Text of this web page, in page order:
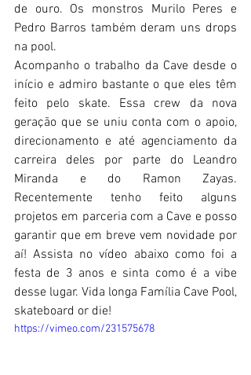
de ouro. Os monstros Murilo Peres e
Pedro Barros também deram uns drops
na pool.
Acompanho o trabalho da Cave desde o
início e admiro bastante o que eles têm
feito pelo skate. Essa crew da nova
geração que se uniu conta com o apoio,
direcionamento e até agenciamento da
carreira deles por parte do Leandro
Miranda e do Ramon Zayas.
Recentemente tenho feito alguns
projetos em parceria com a Cave e posso
garantir que em breve vem novidade por
aí! Assista no vídeo abaixo como foi a
festa de 3 anos e sinta como é a vibe
desse lugar. Vida longa Família Cave Pool,
skateboard or die!
https://vimeo.com/231575678